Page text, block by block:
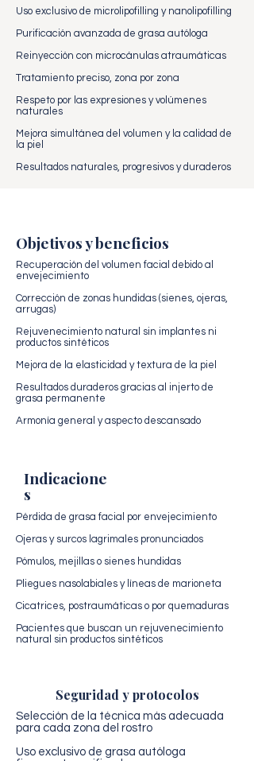
Uso exclusivo de microlipofilling y nanolipofilling
Purificación avanzada de grasa autóloga
Reinyección con microcánulas atraumáticas
Tratamiento preciso, zona por zona
Respeto por las expresiones y volúmenes
naturales
Mejora simultánea del volumen y la calidad de
la piel
Resultados naturales, progresivos y duraderos
Objetivos y beneficios
Recuperación del volumen facial debido al
envejecimiento
Corrección de zonas hundidas (sienes, ojeras,
arrugas)
Rejuvenecimiento natural sin implantes ni
productos sintéticos
Mejora de la elasticidad y textura de la piel
Resultados duraderos gracias al injerto de
grasa permanente
Armonía general y aspecto descansado
Indicacione
s
Pérdida de grasa facial por envejecimiento
Ojeras y surcos lagrimales pronunciados
Pómulos, mejillas o sienes hundidas
Pliegues nasolabiales y líneas de marioneta
Cicatrices, postraumáticas o por quemaduras
Pacientes que buscan un rejuvenecimiento
natural sin productos sintéticos
Seguridad y protocolos
Selección de la técnica más adecuada
para cada zona del rostro
Uso exclusivo de grasa autóloga